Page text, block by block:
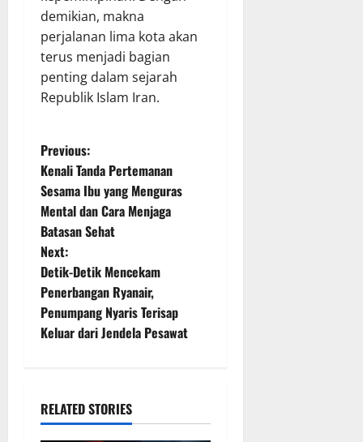
demikian, makna
perjalanan lima kota akan
terus menjadi bagian
penting dalam sejarah
Republik Islam Iran.
P
o
s
t
n
a
i
g
Previous:
Kenali Tanda Pertemanan
Sesama Ibu yang Menguras
Mental dan Cara Menjaga
Batasan Sehat
Next:
Detik-Detik Mencekam
Penerbangan Ryanair,
Penumpang Nyaris Terisap
Keluar dari Jendela Pesawat
RELATED STORIES